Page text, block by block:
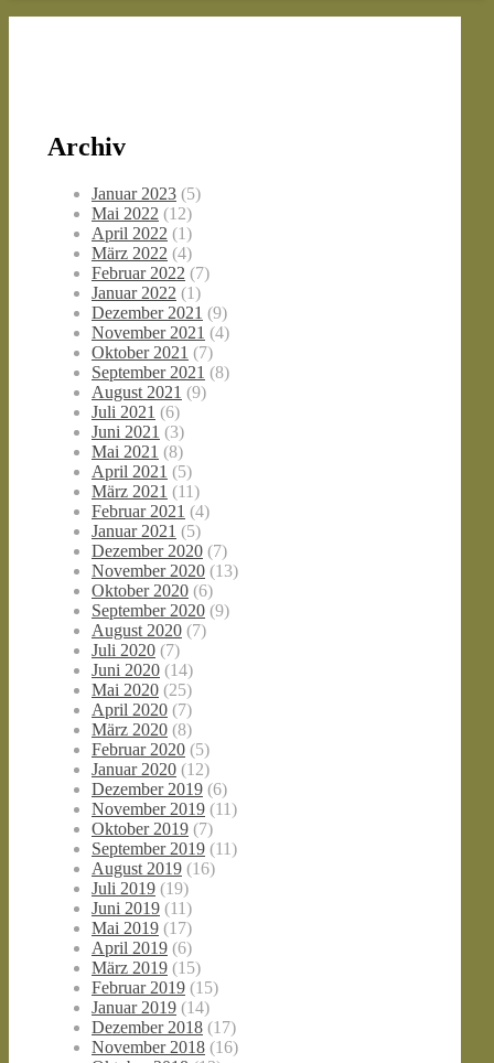
Archiv
Januar 2023 (5)
Mai 2022 (12)
April 2022 (1)
März 2022 (4)
Februar 2022 (7)
Januar 2022 (1)
Dezember 2021 (9)
November 2021 (4)
Oktober 2021 (7)
September 2021 (8)
August 2021 (9)
Juli 2021 (6)
Juni 2021 (3)
Mai 2021 (8)
April 2021 (5)
März 2021 (11)
Februar 2021 (4)
Januar 2021 (5)
Dezember 2020 (7)
November 2020 (13)
Oktober 2020 (6)
September 2020 (9)
August 2020 (7)
Juli 2020 (7)
Juni 2020 (14)
Mai 2020 (25)
April 2020 (7)
März 2020 (8)
Februar 2020 (5)
Januar 2020 (12)
Dezember 2019 (6)
November 2019 (11)
Oktober 2019 (7)
September 2019 (11)
August 2019 (16)
Juli 2019 (19)
Juni 2019 (11)
Mai 2019 (17)
April 2019 (6)
März 2019 (15)
Februar 2019 (15)
Januar 2019 (14)
Dezember 2018 (17)
November 2018 (16)